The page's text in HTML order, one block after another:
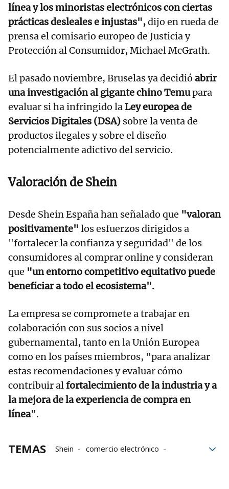
línea y los minoristas electrónicos con ciertas
prácticas desleales e injustas",dijo en rueda de
prensa el comisario europeo de Justicia y
Protección al Consumidor, Michael McGrath.
El pasado noviembre, Bruselas ya decidió abrir
una investigación al gigante chino Temupara
evaluar si ha infringido laLey europea de
Servicios Digitales (DSA) sobre la venta de
productos ilegales y sobre el diseño
potencialmente adictivo del servicio.
Valoración de Shein
Desde Shein España han señalado que "valoran
positivamente" los esfuerzos dirigidos a
"fortalecer la confianza y seguridad" de los
consumidores al comprar online y consideran
que "un entorno competitivo equitativo puede
beneficiar a todo el ecosistema".
La empresa se compromete a trabajar en
colaboración con sus socios a nivel
gubernamental, tanto en la Unión Europea
como en los países miembros, "para analizar
estas recomendaciones y evaluar cómo
contribuir alfortalecimiento de la industria y a
la mejora de la experiencia de compra en
línea".
TEMAS Shein
comercio electrónico